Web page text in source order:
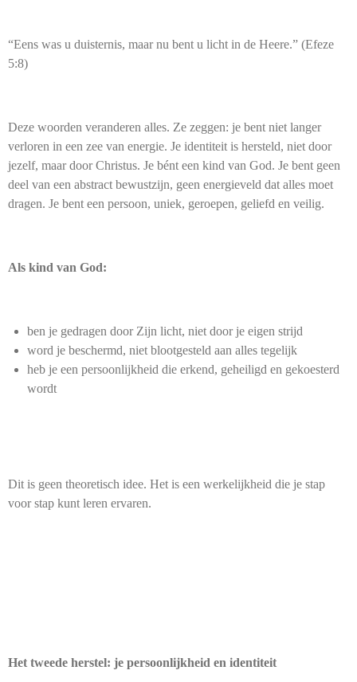
“Eens was u duisternis, maar nu bent u licht in de Heere.” (Efeze
5:8)
Deze woorden veranderen alles. Ze zeggen: je bent niet langer
verloren in een zee van energie. Je identiteit is hersteld, niet door
jezelf, maar door Christus. Je bént een kind van God. Je bent geen
deel van een abstract bewustzijn, geen energieveld dat alles moet
dragen. Je bent een persoon, uniek, geroepen, geliefd en veilig.
Als kind van God:
ben je gedragen door Zijn licht, niet door je eigen strijd
word je beschermd, niet blootgesteld aan alles tegelijk
heb je een persoonlijkheid die erkend, geheiligd en gekoesterd
wordt
Dit is geen theoretisch idee. Het is een werkelijkheid die je stap
voor stap kunt leren ervaren.
Het tweede herstel: je persoonlijkheid en identiteit